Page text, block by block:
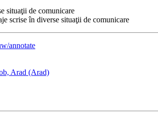
situaţii de comunicare
scrise în diverse situaţii de comunicare
annotate
Arad (Arad)